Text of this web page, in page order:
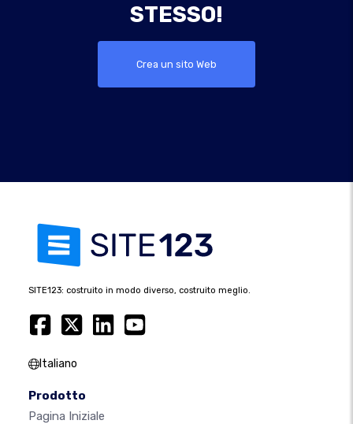
STESSO!
Crea un sito Web
SITE123: costruito in modo diverso, costruito meglio.
Italiano
Prodotto
Pagina Iniziale